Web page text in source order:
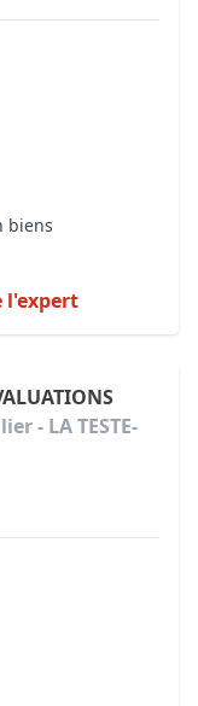
biens
l'expert
- LA TESTE-